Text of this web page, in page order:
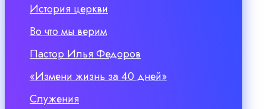
История церкви
Во что мы верим
Пастор Илья Федоров
«Измени жизнь за 40 дней»
Служения